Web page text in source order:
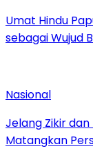
Umat Hindu
sebagai Wujud
Nasional
Jelang Zikir
Matangkan